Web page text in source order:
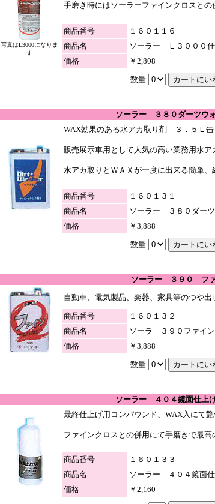
写真はL3000になりま
す
手磨き時にはソーラーファインクロスとの
商品番号 １６０１１６
商品名
ソーラー Ｌ３０００
価格
￥2,808
数量
ソーラー ３８０ダーツウ
WAX効果のある水アカ取り剤 ３．５Ｌ缶
販売展示車用として人気の高い業務用水ア
水アカ取りとＷＡＸが一度に出来る簡単
商品番号 １６０１３１
商品名
ソーラー ３８０ダー
価格
￥3,888
数量
ソーラー ３９０ フ
自動車、電気製品、楽器、家具等のつや出
商品番号 １６０１３２
商品名
ソーラ ３９０ファイン
価格
￥3,888
数量
ソーラー ４０４鏡面仕上
最終仕上げ用コンパウンド、WAX入にて艶
ファインクロスとの併用にて手磨きで最高
商品番号 １６０１３３
商品名
ソーラー ４０４鏡面仕
価格
￥2,160